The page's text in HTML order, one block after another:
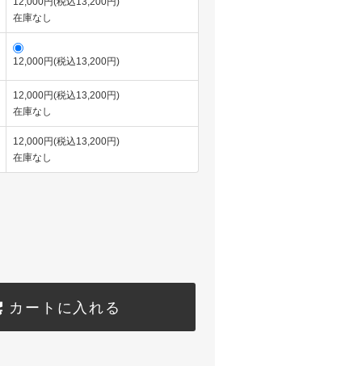
在庫なし
12,000円(税込13,200円)
12,000円(税込13,200円)
在庫なし
12,000円(税込13,200円)
在庫なし
カートに入れる